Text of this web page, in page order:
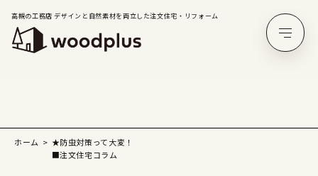
高槻の工務店 デザインと自然素材を両立した注文住宅・リフォーム
ホーム
★防虫対策って大変！
■注文住宅コラム